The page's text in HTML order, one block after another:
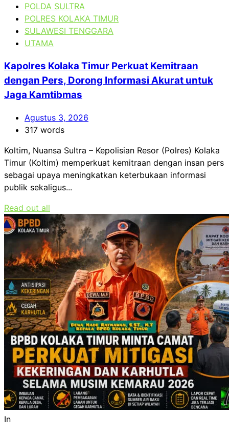
POLDA SULTRA
POLRES KOLAKA TIMUR
SULAWESI TENGGARA
UTAMA
Kapolres Kolaka Timur Perkuat Kemitraan
dengan Pers, Dorong Informasi Akurat untuk
Jaga Kamtibmas
Agustus 3, 2026
317 words
Koltim, Nuansa Sultra – Kepolisian Resor (Polres) Kolaka
Timur (Koltim) memperkuat kemitraan dengan insan pers
sebagai upaya meningkatkan keterbukaan informasi
publik sekaligus...
Read out all
In